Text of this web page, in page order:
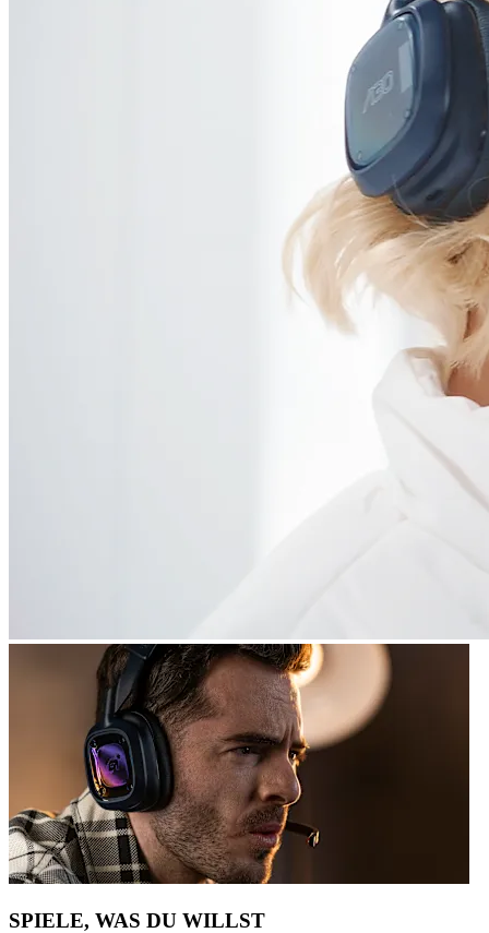
SPIELE, WAS DU WILLST